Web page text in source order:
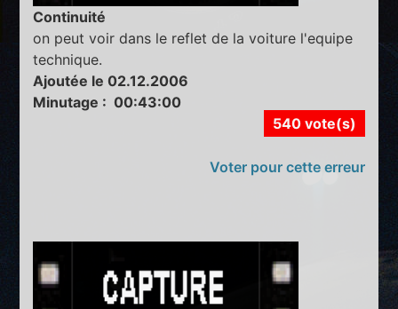
Continuité
on peut voir dans le reflet de la voiture l'equipe
technique.
Ajoutée le 02.12.2006
Minutage : 00:43:00
540 vote(s)
Voter pour cette erreur